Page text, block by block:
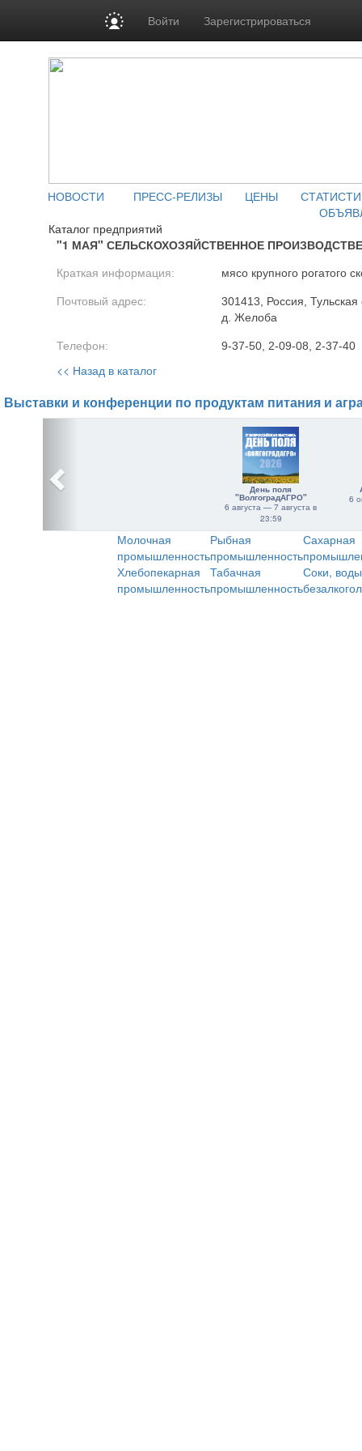
Войти Зарегистрироваться
НОВОСТИ ПРЕСС-РЕЛИЗЫ ЦЕНЫ
Каталог предприятий
"1 МАЯ" СЕЛЬСКОХОЗЯЙСТВЕННОЕ
Краткая информация: мясо крупного рогатого
Почтовый адрес:
301413, Россия,
д. Желоба
Телефон: 9-37-50, 2-09-08, 2-37-40
<< Назад в каталог
Выставки и конференции по продуктам питания и
День поля
"ВолгоградАГРО"
6 августа — 7 августа в
23:59
6
Молочная
промышленность
Рыбная
промышленность
Сахарная
Хлебопекарная
промышленность
Табачная
промышленность
Соки,